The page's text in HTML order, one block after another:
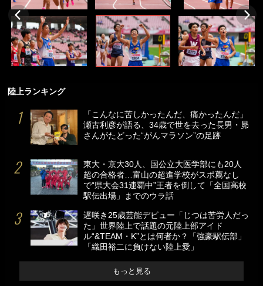
陸上ランキング
「こんなに苦しかったんだ、痛かったんだ」
瀬古利彦が語る、34歳で世を去った長男・昴
さんがたどった“がんマラソン”の足跡
東大・京大30人、国公立大医学部にも20人
超の合格者…富山の超進学校がスポ薦なし
で“県大会31連覇中”王者を倒して「全国高校
駅伝出場」までのウラ話
遅咲き25歳芸能デビュー「じつは苦労人だっ
た」世界陸上で話題の元陸上部アイド
ル“&TEAM・K”とは何者か？「強豪駅伝部」
「織田裕二に負けない陸上愛」
もっと見る